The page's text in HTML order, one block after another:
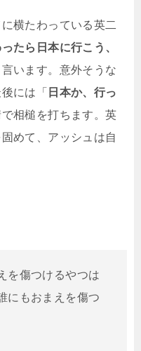
横たわっている英二
たら日本に行こう、
言います。意外そうな
には「 日本か、行っ
相槌を打ちます。英
めて、アッシュは自
を傷つけるやつは
にもおまえを傷つ